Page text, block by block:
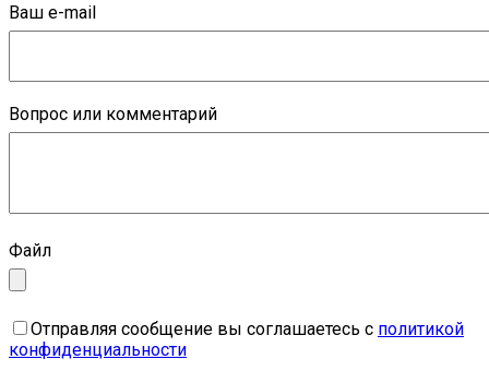
Ваш e-mail
Вопрос или комментарий
Файл
Отправляя сообщение вы соглашаетесь с политикой
конфиденциальности